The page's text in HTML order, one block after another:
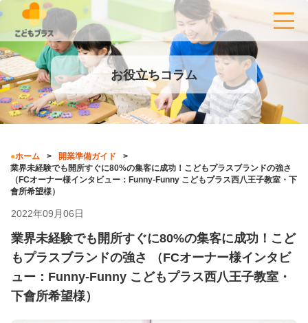
お役立ちコラム
ホーム
開業準備ガイド
業界未経験でも開所すぐに80%の集客に成功！こどもプラスブランドの強さ
（FCオーナー様インタビュー：Funny-Funny こどもプラス西八王子教室・下
會所希望様）
2022年09月06日
業界未経験でも開所すぐに80%の集客に成功！こど
もプラスブランドの強さ （FCオーナー様インタビ
ュー：Funny-Funny こどもプラス西八王子教室・
下會所希望様）